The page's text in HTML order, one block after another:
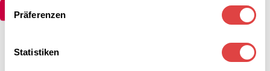
Präferenzen
Statistiken
AUSFÜHRUNG WÄHLEN